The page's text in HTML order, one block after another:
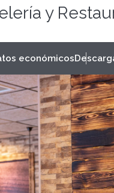
y
económicos